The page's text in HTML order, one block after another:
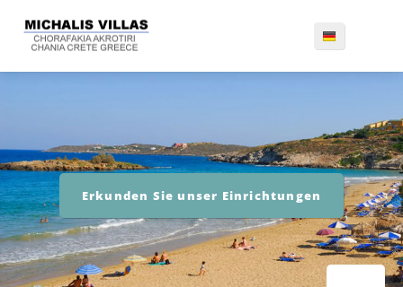
Erkunden Sie unser Einrichtungen